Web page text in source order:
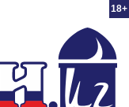
18+